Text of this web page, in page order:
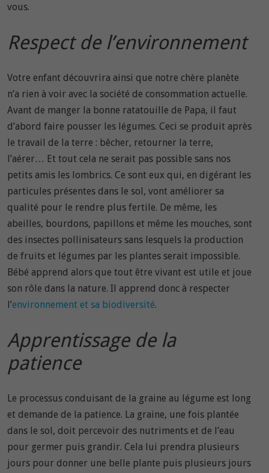
vous.
Respect de l’environnement
Votre enfant découvrira ainsi que notre chère planète
n’a rien à voir avec la société de consommation actuelle.
Avant de manger la bonne ratatouille de Papa, il faut
d’abord faire pousser les légumes. Ceci se produit après
le travail de la terre : bêcher, retourner la terre,
l’aérer… Et tout cela ne serait pas possible sans nos
petits amis les lombrics. Ce sont eux qui, en digérant les
particules présentes dans le sol, vont améliorer sa
qualité pour le rendre plus fertile. De même, les
abeilles, bourdons, papillons et même les mouches, sont
des insectes pollinisateurs sans lesquels la production
de fruits et légumes par les plantes serait impossible.
Bébé apprend alors que tout être vivant est utile et joue
son rôle dans la nature. Il apprend donc à respecter
l’environnement et sa biodiversité.
Apprentissage de la
patience
Le processus conduisant de la graine au légume est long
et demande de la patience. La graine, une fois plantée
dans le sol, doit percevoir des nutriments et de l’eau
pour germer puis grandir. Cela lui prendra plusieurs
jours pour donner une belle plante puis plusieurs jours